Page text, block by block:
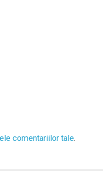
comentariilor tale.